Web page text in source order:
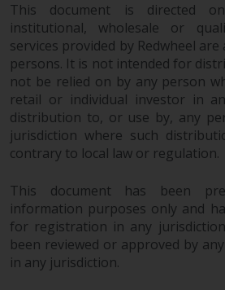
Risikowarnung
Die frühere
eines von Redwheel
Fonds ist kein Hinweis
zukünftige
Wert von
daraus erzielten
sowohl fallen als auch
Mit Investitionen in
Redwheel und seinen
verbundenen
angebotenen
Dienstleistungen sind
This document is directed
institutional, wholesale or
services provided by Redwheel
persons. It is not intended for
not be relied on by any person
retail or individual investor in
distribution to, or use by, any
jurisdiction where such
contrary to local law or regulation.
This document has been
information purposes only and
for registration in any
been reviewed or approved by
in any jurisdiction.